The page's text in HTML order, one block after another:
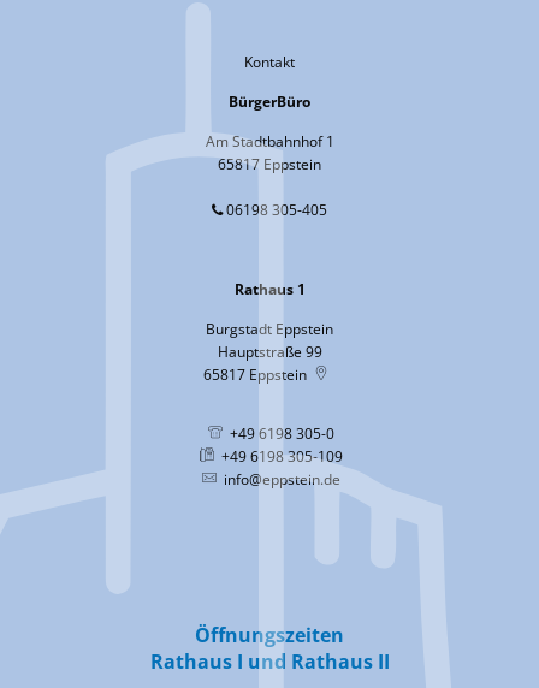
Kontakt
BürgerBüro
Am Stadtbahnhof 1
65817 Eppstein
06198 305-405
Rathaus 1
Burgstadt Eppstein
Hauptstraße 99
65817 Eppstein
+49 6198 305-0
+49 6198 305-109
info@eppstein.de
Öffnungszeiten
Rathaus I und Rathaus II